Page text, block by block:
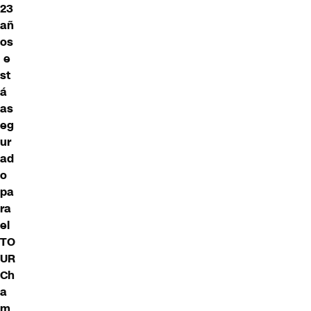
23
añ
os
e
st
á
as
eg
ur
ad
o
pa
ra
el
TO
UR
Ch
a